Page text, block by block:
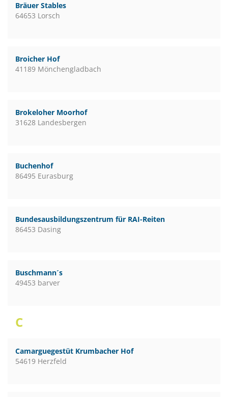
Bräuer Stables
64653 Lorsch
Broicher Hof
41189 Mönchengladbach
Brokeloher Moorhof
31628 Landesbergen
Buchenhof
86495 Eurasburg
Bundesausbildungszentrum für RAI-Reiten
86453 Dasing
Buschmann´s
49453 barver
C
Camarguegestüt Krumbacher Hof
54619 Herzfeld